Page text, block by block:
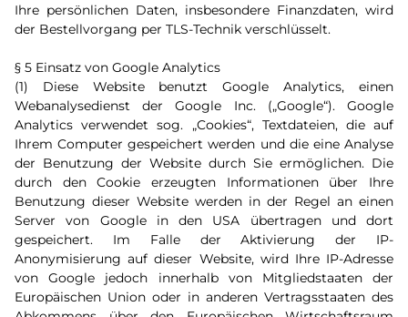
Ihre persönlichen Daten, insbesondere Finanzdaten, wird
der Bestellvorgang per TLS-Technik verschlüsselt.
§ 5 Einsatz von Google Analytics
(1) Diese Website benutzt Google Analytics, einen
Webanalysedienst der Google Inc. („Google“). Google
Analytics verwendet sog. „Cookies“, Textdateien, die auf
Ihrem Computer gespeichert werden und die eine Analyse
der Benutzung der Website durch Sie ermöglichen. Die
durch den Cookie erzeugten Informationen über Ihre
Benutzung dieser Website werden in der Regel an einen
Server von Google in den USA übertragen und dort
gespeichert. Im Falle der Aktivierung der IP-
Anonymisierung auf dieser Website, wird Ihre IP-Adresse
von Google jedoch innerhalb von Mitgliedstaaten der
Europäischen Union oder in anderen Vertragsstaaten des